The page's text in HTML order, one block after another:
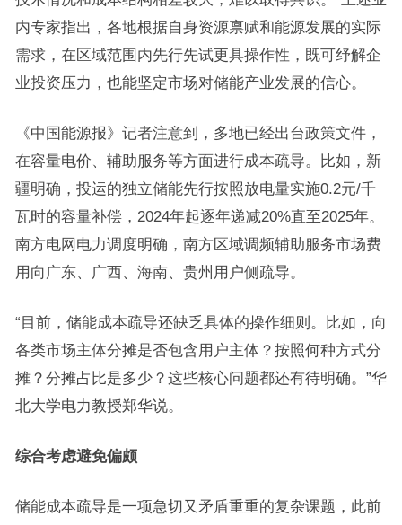
内专家指出，各地根据自身资源禀赋和能源发展的实际
需求，在区域范围内先行先试更具操作性，既可纾解企
业投资压力，也能坚定市场对储能产业发展的信心。
《中国能源报》记者注意到，多地已经出台政策文件，
在容量电价、辅助服务等方面进行成本疏导。比如，新
疆明确，投运的独立储能先行按照放电量实施0.2元/千
瓦时的容量补偿，2024年起逐年递减20%直至2025年。
南方电网电力调度明确，南方区域调频辅助服务市场费
用向广东、广西、海南、贵州用户侧疏导。
“目前，储能成本疏导还缺乏具体的操作细则。比如，向
各类市场主体分摊是否包含用户主体？按照何种方式分
摊？分摊占比是多少？这些核心问题都还有待明确。”华
北大学电力教授郑华说。
综合考虑避免偏颇
储能成本疏导是一项急切又矛盾重重的复杂课题，此前